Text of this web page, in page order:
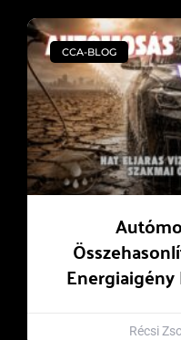
CCA-BLOG
Energiaigény
Récsi